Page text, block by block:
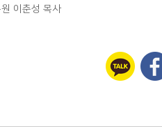
이춘성 목사